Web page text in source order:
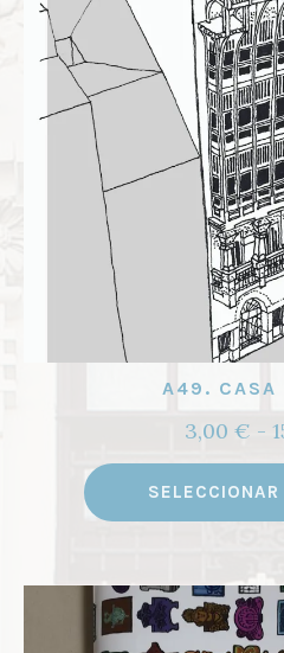
A49. CASA
3,00 € -